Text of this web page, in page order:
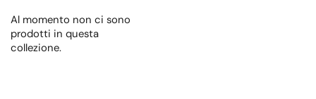
Al momento non ci sono
prodotti in questa
collezione.